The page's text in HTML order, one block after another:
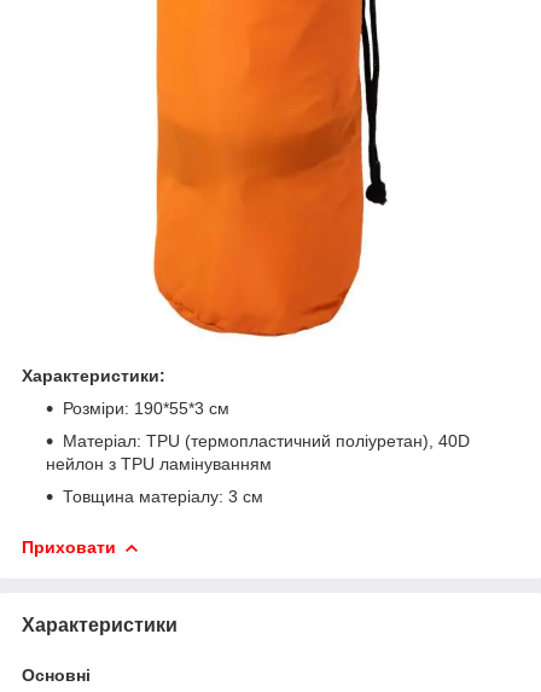
Характеристики:
Розміри: 190*55*3 см
Матеріал: TPU (термопластичний поліуретан), 40D
нейлон з TPU ламінуванням
Товщина матеріалу: 3 см
Приховати
Характеристики
Основні